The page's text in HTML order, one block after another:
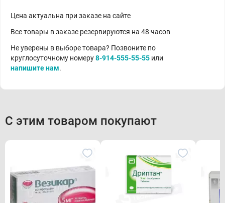
Цена актуальна при заказе на сайте
Все товары в заказе резервируются на 48 часов
Не уверены в выборе товара? Позвоните по
круглосуточному номеру8-914-555-55-55 или
напишите нам.
С этим товаром покупают